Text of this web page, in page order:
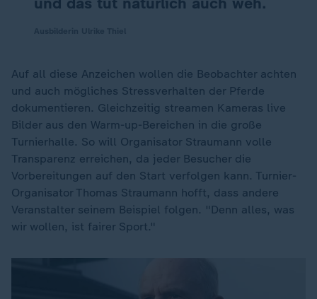
Auf all diese Anzeichen wollen die Beobachter achten
und auch mögliches Stressverhalten der Pferde
dokumentieren. Gleichzeitig streamen Kameras live
Bilder aus den Warm-up-Bereichen in die große
Turnierhalle. So will Organisator Straumann volle
Transparenz erreichen, da jeder Besucher die
Vorbereitungen auf den Start verfolgen kann. Turnier-
Organisator Thomas Straumann hofft, dass andere
Veranstalter seinem Beispiel folgen. "Denn alles, was
wir wollen, ist fairer Sport."